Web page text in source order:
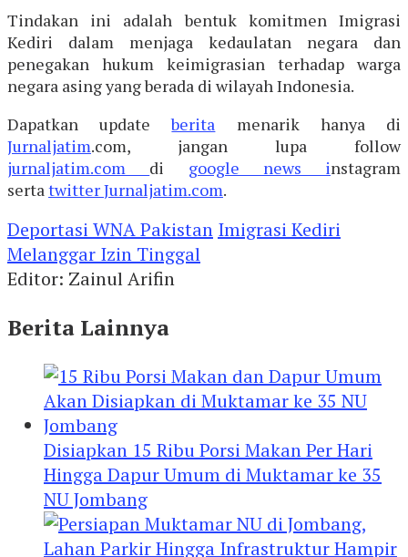
Tindakan ini adalah bentuk komitmen Imigrasi
Kediri dalam menjaga kedaulatan negara dan
penegakan hukum keimigrasian terhadap warga
negara asing yang berada di wilayah Indonesia.
Dapatkan updateberita menarik hanya di
Jurnaljatim.com, jangan lupa follow
jurnaljatim.com di google news instagram
serta twitterJurnaljatim.com.
Deportasi WNA Pakistan Imigrasi Kediri
Melanggar Izin Tinggal
Editor: Zainul Arifin
Berita Lainnya
Disiapkan 15 Ribu Porsi Makan Per Hari
Hingga Dapur Umum di Muktamar ke 35
NU Jombang